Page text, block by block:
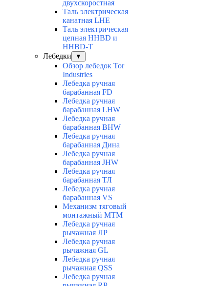
двухскоростная
Таль электрическая
канатная LHE
Таль электрическая
цепная HHBD и
HHBD-T
Лебедки
▼
Обзор лебедок Tor
Industries
Лебедка ручная
барабанная FD
Лебедка ручная
барабанная LHW
Лебедка ручная
барабанная BHW
Лебедка ручная
барабанная Дина
Лебедка ручная
барабанная JHW
Лебедка ручная
барабанная ТЛ
Лебедка ручная
барабанная VS
Механизм тяговый
монтажный МТМ
Лебедка ручная
рычажная ЛР
Лебедка ручная
рычажная GL
Лебедка ручная
рычажная QSS
Лебедка ручная